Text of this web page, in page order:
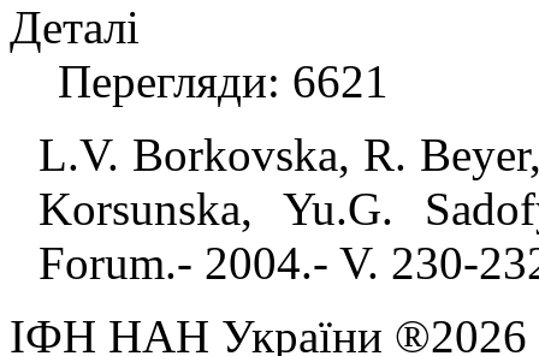
Деталі
Перегляди: 6621
L.V. Borkovska, R. Beyer
Korsunska, Yu.G.
Forum.- 2004.- V. 230-
ІФН НАН України ®2026